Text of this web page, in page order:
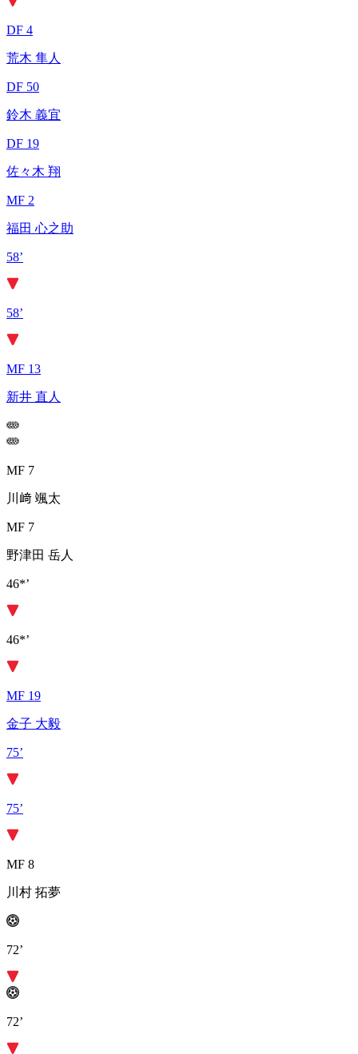
DF 4
荒木 隼人
DF 50
鈴木 義宜
DF 19
佐々木 翔
MF 2
福田 心之助
58’
58’
MF 13
新井 直人
MF 7
川﨑 颯太
MF 7
野津田 岳人
46*’
46*’
MF 19
金子 大毅
75’
75’
MF 8
川村 拓夢
72’
72’